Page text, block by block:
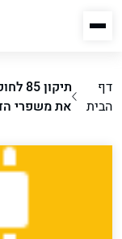
דף
הבית
את משפרי